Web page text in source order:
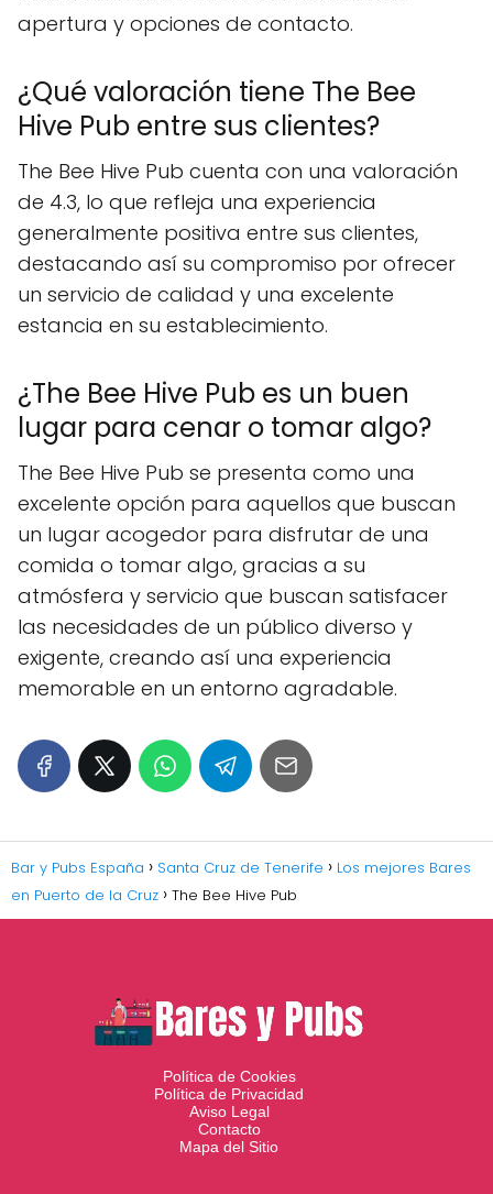
apertura y opciones de contacto.
¿Qué valoración tiene The Bee
Hive Pub entre sus clientes?
The Bee Hive Pub cuenta con una valoración
de 4.3, lo que refleja una experiencia
generalmente positiva entre sus clientes,
destacando así su compromiso por ofrecer
un servicio de calidad y una excelente
estancia en su establecimiento.
¿The Bee Hive Pub es un buen
lugar para cenar o tomar algo?
The Bee Hive Pub se presenta como una
excelente opción para aquellos que buscan
un lugar acogedor para disfrutar de una
comida o tomar algo, gracias a su
atmósfera y servicio que buscan satisfacer
las necesidades de un público diverso y
exigente, creando así una experiencia
memorable en un entorno agradable.
Bar y Pubs España Santa Cruz de Tenerife
Los mejores Bares
en Puerto de la Cruz
The Bee Hive Pub
Política de Cookies
Política de Privacidad
Aviso Legal
Contacto
Mapa del Sitio